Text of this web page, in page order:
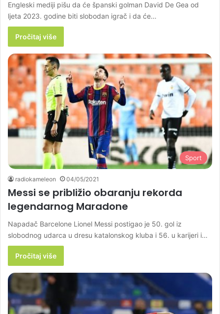
Engleski mediji pišu da će španski golman David De Gea od
ljeta 2023. godine biti slobodan igrač i da će…
Pročitaj više
Sport
radiokameleon 04/05/2021
Messi se približio obaranju rekorda
legendarnog Maradone
Napadač Barcelone Lionel Messi postigao je 50. gol iz
slobodnog udarca u dresu katalonskog kluba i 56. u karijeri i…
Pročitaj više